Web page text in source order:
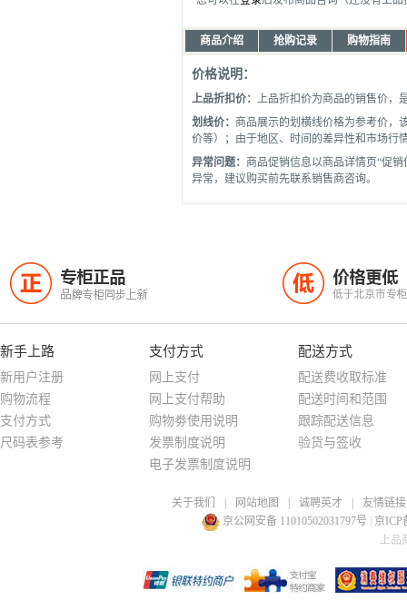
商品介绍 抢购记录 购物指南
价格说明：
上品折扣价： 上品折扣价为商品的销售价，
划线价： 商品展示的划横线价格为参考价，
价等）；由于地区、时间的差异性和市场行
异常问题： 商品促销信息以商品详情页“促
异常，建议购买前先联系销售商咨询。
正 专柜正品
品牌专柜同步上新
低 价格更低
低于北京市专
新手上路
新用户注册
购物流程
支付方式
尺码表参考
支付方式
网上支付
网上支付帮助
购物劵使用说明
发票制度说明
电子发票制度说明
配送方式
配送费收取标准
配送时间和范围
跟踪配送信息
验货与签收
关于我们 网站地图 诚聘英才
友情链接
京公网安备 11010502031797号
京ICP
上品